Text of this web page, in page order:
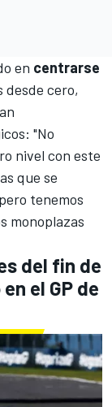
en centrarse
desde cero,
"No
nivel con este
que se
tenemos
monoplazas
del fin de
el GP de